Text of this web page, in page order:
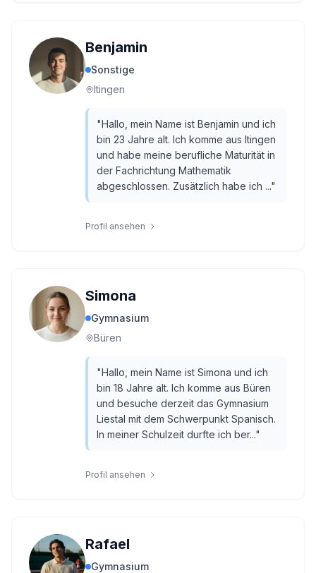
Benjamin
Sonstige
Itingen
"Hallo, mein Name ist Benjamin und ich
bin 23 Jahre alt. Ich komme aus Itingen
und habe meine berufliche Maturität in
der Fachrichtung Mathematik
abgeschlossen. Zusätzlich habe ich ..."
Profil ansehen
Simona
Gymnasium
Büren
"Hallo, mein Name ist Simona und ich
bin 18 Jahre alt. Ich komme aus Büren
und besuche derzeit das Gymnasium
Liestal mit dem Schwerpunkt Spanisch.
In meiner Schulzeit durfte ich ber..."
Profil ansehen
Rafael
Gymnasium